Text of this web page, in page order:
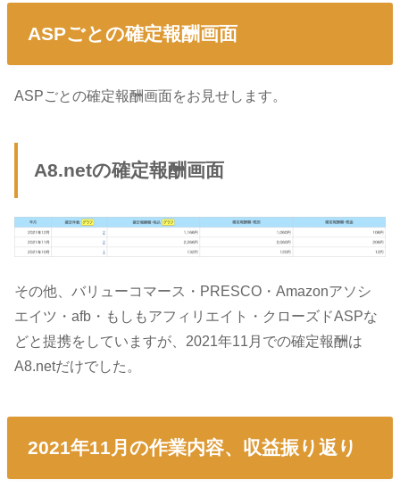
ASPごとの確定報酬画面
ASPごとの確定報酬画面をお見せします。
A8.netの確定報酬画面
その他、バリューコマース・PRESCO・Amazonアソシ
エイツ・afb・もしもアフィリエイト・クローズドASPな
どと提携をしていますが、2021年11月での確定報酬は
A8.netだけでした。
2021年11月の作業内容、収益振り返り